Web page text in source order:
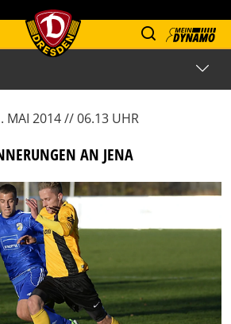
MAI 2014 // 06.13 UHR
AN JENA